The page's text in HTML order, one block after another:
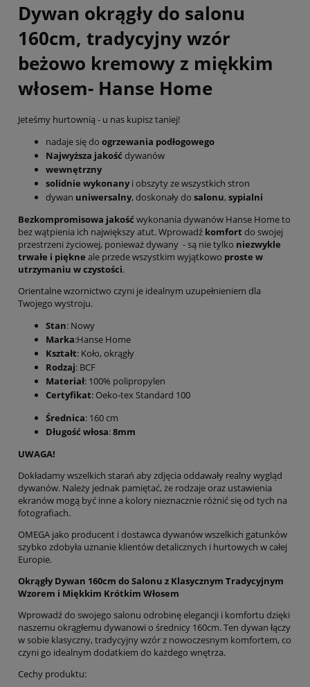
Dywan okrągły do salonu
160cm, tradycyjny wzór
beżowo kremowy z miękkim
włosem- Hanse Home
Jeteśmy hurtownią - u nas kupisz taniej!
nadaje się do ogrzewania podłogowego
Najwyższa jakość dywanów
wewnętrzny
solidnie wykonanyi obszyty ze wszystkich stron
dywan uniwersalny, doskonały do salonu, sypialni
Bezkompromisowa jakość wykonania dywanów Hanse Home to
bez wątpienia ich największy atut. Wprowadź komfort do swojej
przestrzeni życiowej, ponieważ dywany - są nie tylko niezwykle
trwałe i piękne ale przede wszystkim wyjątkowo proste w
utrzymaniu w czystości.
Orientalne wzornictwo czyni je idealnym uzupełnieniem dla
Twojego wystroju.
Stan: Nowy
Marka:Hanse Home
Kształt: Koło, okrągły
Rodzaj: BCF
Materiał: 100% polipropylen
Certyfikat: Oeko-tex Standard 100
Średnica: 160 cm
Długość włosa:8mm
UWAGA!
Dokładamy wszelkich starań aby zdjęcia oddawały realny wygląd
dywanów. Należy jednak pamiętać, że rodzaje oraz ustawienia
ekranów mogą być inne a kolory nieznacznie różnić się od tych na
fotografiach.
OMEGA jako producent i dostawca dywanów wszelkich gatunków
szybko zdobyła uznanie klientów detalicznych i hurtowych w całej
Europie.
Okrągły Dywan 160cm do Salonu z Klasycznym Tradycyjnym
Wzorem i Miękkim Krótkim Włosem
Wprowadź do swojego salonu odrobinę elegancji i komfortu dzięki
naszemu okrągłemu dywanowi o średnicy 160cm. Ten dywan łączy
w sobie klasyczny, tradycyjny wzór z nowoczesnym komfortem, co
czyni go idealnym dodatkiem do każdego wnętrza.
Cechy produktu: